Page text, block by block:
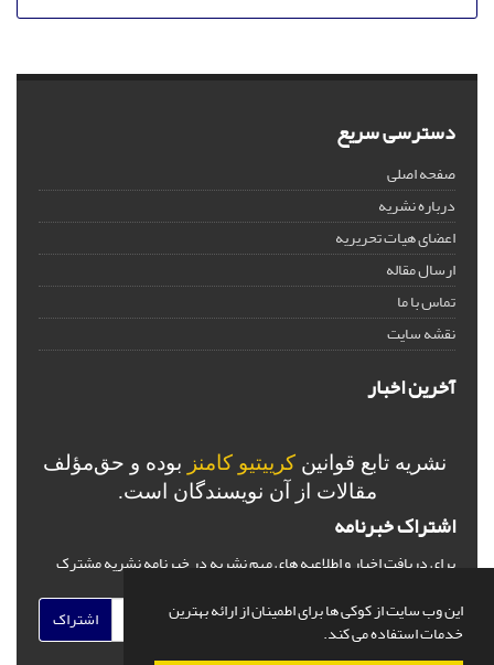
این وب سایت از کوکی ها برای اطمینان از ارائه بهترین
خدمات استفاده می کند.
دسترسی سریع
صفحه اصلی
درباره نشریه
اعضای هیات تحریریه
ارسال مقاله
تماس با ما
نقشه سایت
آخرین اخبار
نشریه تابع قوانین کرییتیو کامنز بوده و حق‌مؤلف
مقالات از آن نویسندگان است.
اشتراک خبرنامه
برای دریافت اخبار و اطلاعیه های مهم نشریه در خبرنامه نشریه مشترک
اشتراک